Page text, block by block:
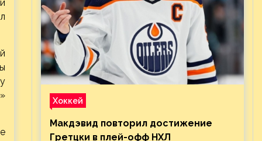
Хоккей
Макдэвид повторил достижение
Гретцки в плей-офф НХЛ